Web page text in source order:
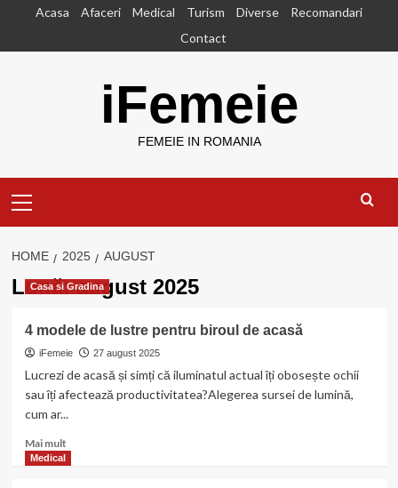
content
Acasa Afaceri Medical Turism Diverse
Recomandari
Contact
iFemeie
FEMEIE IN ROMANIA
Menu
HOME 2025 AUGUST
Lună:august 2025
Casa si Gradina
4 modele de lustre pentru biroul de acasă
iFemeie 27 august 2025
Lucrezi de acasă și simți că iluminatul actual îți obosește ochii
sau îți afectează productivitatea?Alegerea sursei de lumină,
cum ar...
Mai multRead
more
Medical